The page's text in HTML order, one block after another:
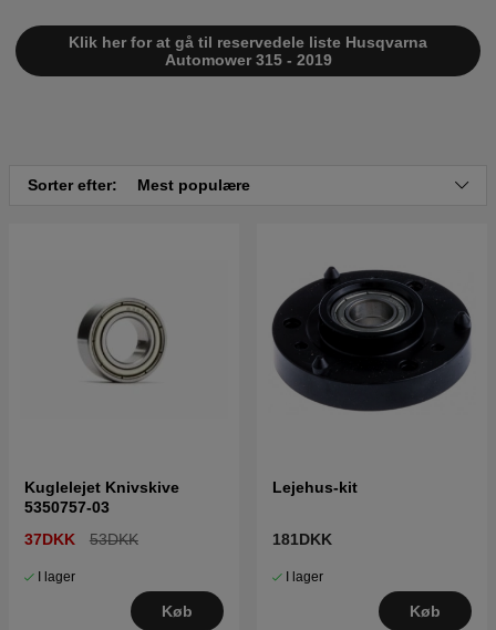
Klik her for at gå til reservedele liste Husqvarna
Automower 315 - 2019
Sorter efter: Mest populære
Kuglelejet Knivskive
5350757-03
37DKK
53DKK
I lager
Køb
Lejehus-kit
181DKK
I lager
Køb